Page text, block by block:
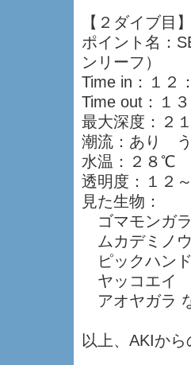
【２ダイブ目
ポイント名：
ンリーフ）
Time in：１２
Time out：１
最大深度：２
潮流：あり
水温：２８℃
透明度：１２
見た生物：
ゴマモンガ
ムカデミノ
ピックハン
ヤッコエイ
アオヤガラ
以上、AKIか